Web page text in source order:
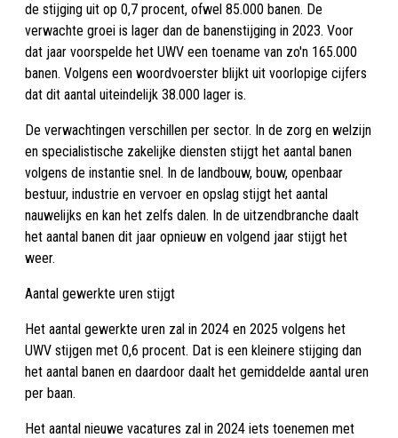
de stijging uit op 0,7 procent, ofwel 85.000 banen. De
verwachte groei is lager dan de banenstijging in 2023. Voor
dat jaar voorspelde het UWV een toename van zo'n 165.000
banen. Volgens een woordvoerster blijkt uit voorlopige cijfers
dat dit aantal uiteindelijk 38.000 lager is.
De verwachtingen verschillen per sector. In de zorg en welzijn
en specialistische zakelijke diensten stijgt het aantal banen
volgens de instantie snel. In de landbouw, bouw, openbaar
bestuur, industrie en vervoer en opslag stijgt het aantal
nauwelijks en kan het zelfs dalen. In de uitzendbranche daalt
het aantal banen dit jaar opnieuw en volgend jaar stijgt het
weer.
Aantal gewerkte uren stijgt
Het aantal gewerkte uren zal in 2024 en 2025 volgens het
UWV stijgen met 0,6 procent. Dat is een kleinere stijging dan
het aantal banen en daardoor daalt het gemiddelde aantal uren
per baan.
Het aantal nieuwe vacatures zal in 2024 iets toenemen met